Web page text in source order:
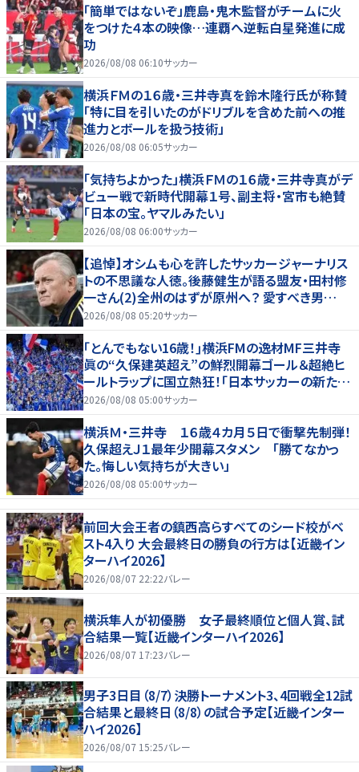
「簡単ではないぞ」鹿島・鬼木監督がチームに火
をつけた４本の映像…連覇へ逆転白星発進に成
功
2026/08/08 06:10サッカー
横浜ＦＭの１６歳・三井寺真を鈴木隆行氏が称賛
「特に目を引いたのがドリブルを含めた前への推
進力とボールを扱う技術」
2026/08/08 06:05サッカー
「気持ちよかった」横浜ＦＭの１６歳・三井寺真がデ
ビュー戦で新時代開幕１号、副主将・宮市も絶賛
「日本の宝。ヤマルみたい」
2026/08/08 06:00サッカー
【追悼】オシムも心を許したサッカージャーナリス
トの不思議な人徳。後藤健生が語る盟友・田村修
一さん(2)全州のはずが原州へ？ 愛すべき男
の“大迷子”伝説
2026/08/08 05:20サッカー
｢とんでもない16歳！｣横浜FMの逸材MF三井寺
眞の“久保建英超え”の鮮烈開幕ゴール＆超絶ヒ
ールトラップに国立熱狂！｢日本サッカーの新たな
スターが誕生した｣
2026/08/08 05:00サッカー
横浜Ｍ・三井寺 １６歳４カ月５日で衝撃先制弾！
久保超えＪ１最年少開幕スタメン 「勝てなかっ
た。悔しい気持ちが大きい」
2026/08/08 05:00サッカー
前回大会王者の鎮西高らすべてのシード校がベ
スト4入り 大会最終日の勝負の行方は【近畿イン
ターハイ2026】
2026/08/07 22:22バレー
横浜隼人が初優勝 女子最終順位と個人賞、試
合結果一覧【近畿インターハイ2026】
2026/08/07 17:23バレー
男子3日目（8/7）決勝トーナメント3、4回戦全12試
合結果と最終日（8/8）の試合予定【近畿インター
ハイ2026】
2026/08/07 15:25バレー